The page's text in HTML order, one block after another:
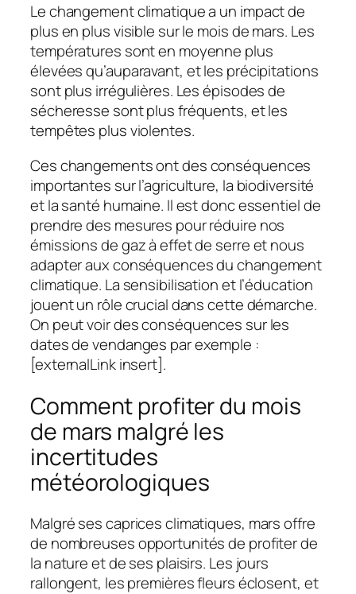
Le changement climatique a un impact de
plus en plus visible sur le mois de mars. Les
températures sont en moyenne plus
élevées qu’auparavant, et les précipitations
sont plus irrégulières. Les épisodes de
sécheresse sont plus fréquents, et les
tempêtes plus violentes.
Ces changements ont des conséquences
importantes sur l’agriculture, la biodiversité
et la santé humaine. Il est donc essentiel de
prendre des mesures pour réduire nos
émissions de gaz à effet de serre et nous
adapter aux conséquences du changement
climatique. La sensibilisation et l’éducation
jouent un rôle crucial dans cette démarche.
On peut voir des conséquences sur les
dates de vendanges par exemple :
[externalLink insert].
Comment profiter du mois
de mars malgré les
incertitudes
météorologiques
Malgré ses caprices climatiques, mars offre
de nombreuses opportunités de profiter de
la nature et de ses plaisirs. Les jours
rallongent, les premières fleurs éclosent, et